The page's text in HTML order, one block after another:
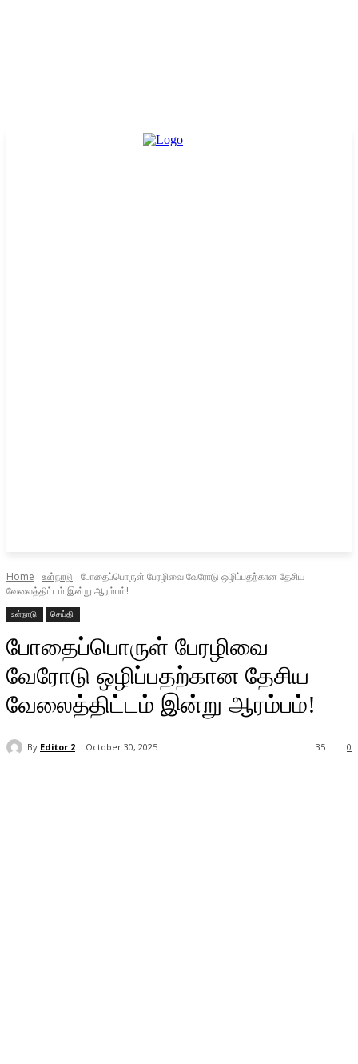
Home உள்நாடு
போதைப்பொருள் பேரழிவை வேரோடு ஒழிப்பதற்கான தேசிய
வேலைத்திட்டம் இன்று ஆரம்பம்!
உள்நாடு செய்தி
போதைப்பொருள் பேரழிவை
வேரோடு ஒழிப்பதற்கான தேசிய
வேலைத்திட்டம் இன்று ஆரம்பம்!
By Editor 2 October 30, 2025 0
35